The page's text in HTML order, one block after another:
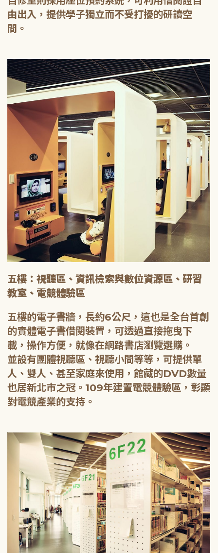
由出入，提供學子獨立而不受打擾的研讀空
間。
五樓：視聽區、資訊檢索與數位資源區、研習
教室、電競體驗區
五樓的電子書牆，長約6公尺，這也是全台首創
的實體電子書借閱裝置，可透過直接拖曳下
載，操作方便，就像在網路書店瀏覽選購。
並設有團體視聽區、視聽小間等等，可提供單
人、雙人、甚至家庭來使用，館藏的DVD數量
也居新北市之冠。109年建置電競體驗區，彰顯
對電競產業的支持。